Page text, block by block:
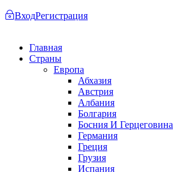
ВходРегистрация
Главная
Страны
Европа
Абхазия
Австрия
Албания
Болгария
Босния И Герцеговина
Германия
Греция
Грузия
Испания